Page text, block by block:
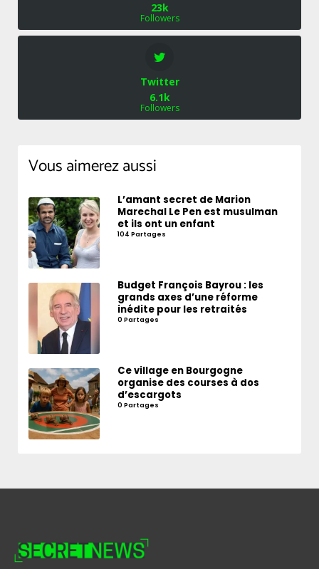
23k
Followers
Twitter
6.1k
Followers
Vous aimerez aussi
L’amant secret de Marion
Marechal Le Pen est musulman
et ils ont un enfant
104 Partages
Budget François Bayrou : les
grands axes d’une réforme
inédite pour les retraités
0 Partages
Ce village en Bourgogne
organise des courses à dos
d’escargots
0 Partages